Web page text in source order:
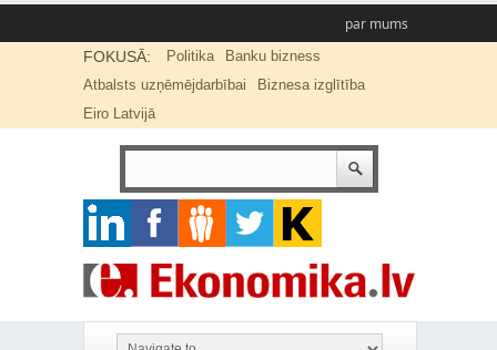
par mums
FOKUSĀ: Politika
Banku bizness
Atbalsts uzņēmējdarbībai
Biznesa izglītība
Eiro Latvijā